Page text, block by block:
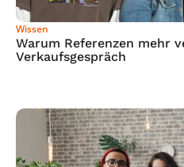
Wissen
Warum Referenzen mehr
Verkaufsgespräch